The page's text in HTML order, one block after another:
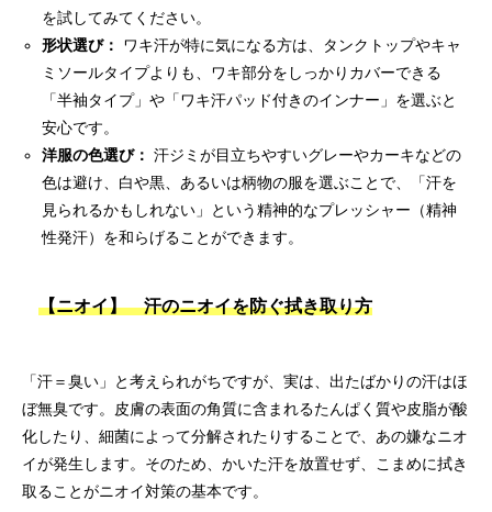
を試してみてください。
形状選び：
ワキ汗が特に気になる方は、タンクトップやキャ
ミソールタイプよりも、ワキ部分をしっかりカバーできる
「半袖タイプ」や「ワキ汗パッド付きのインナー」を選ぶと
安心です。
洋服の色選び： 汗ジミが目立ちやすいグレーやカーキなどの
色は避け、白や黒、あるいは柄物の服を選ぶことで、「汗を
見られるかもしれない」という精神的なプレッシャー（精神
性発汗）を和らげることができます。
【ニオイ】 汗のニオイを防ぐ拭き取り方
「汗＝臭い」と考えられがちですが、実は、出たばかりの汗はほ
ぼ無臭です。皮膚の表面の角質に含まれるたんぱく質や皮脂が酸
化したり、細菌によって分解されたりすることで、あの嫌なニオ
イが発生します。そのため、かいた汗を放置せず、こまめに拭き
取ることがニオイ対策の基本です。